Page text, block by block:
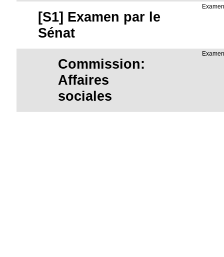
[S1] Examen par le
Sénat
Commission:
Affaires
sociales